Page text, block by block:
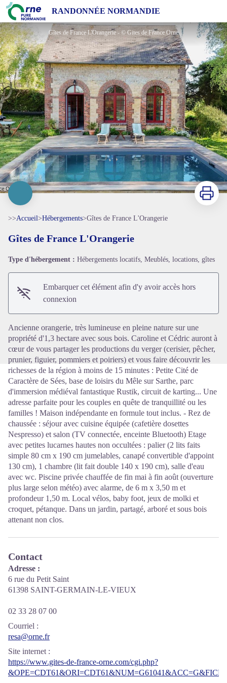
RANDONNÉE NORMANDIE
Gîtes de France L'Orangerie
Gîtes de France L'Orangerie - © Gites de France Orne
Voir l'image en plein écran
Imprimer
>>Accueil>Hébergements>Gîtes de France L'Orangerie
Gîtes de France L'Orangerie
Type d'hébergement : Hébergements locatifs, Meublés, locations, gîtes
Embarquer cet élément afin d'y avoir accès hors
connexion
Ancienne orangerie, très lumineuse en pleine nature sur une
propriété d'1,3 hectare avec sous bois. Caroline et Cédric auront à
cœur de vous partager les productions du verger (cerisier, pêcher,
prunier, figuier, pommiers et poiriers) et vous faire découvrir les
richesses de la région à moins de 15 minutes : Petite Cité de
Caractère de Sées, base de loisirs du Mêle sur Sarthe, parc
d'immersion médiéval fantastique Rustik, circuit de karting... Une
adresse parfaite pour les couples en quête de tranquillité ou les
familles ! Maison indépendante en formule tout inclus. - Rez de
chaussée : séjour avec cuisine équipée (cafetière dosettes
Nespresso) et salon (TV connectée, enceinte Bluetooth) Etage
avec petites lucarnes hautes non occultées : palier (2 lits faits
simple 80 cm x 190 cm jumelables, canapé convertible d'appoint
130 cm), 1 chambre (lit fait double 140 x 190 cm), salle d'eau
avec wc. Piscine privée chauffée de fin mai à fin août (ouverture
plus large selon météo) avec alarme, de 6 m x 3,50 m et
profondeur 1,50 m. Local vélos, baby foot, jeux de molki et
croquet, pétanque. Dans un jardin, partagé, arboré et sous bois
attenant non clos.
Contact
Adresse :
6 rue du Petit Saint
61398 SAINT-GERMAIN-LE-VIEUX
02 33 28 07 00
Courriel :
resa@orne.fr
Site internet :
https://www.gites-de-france-orne.com/cgi.php?